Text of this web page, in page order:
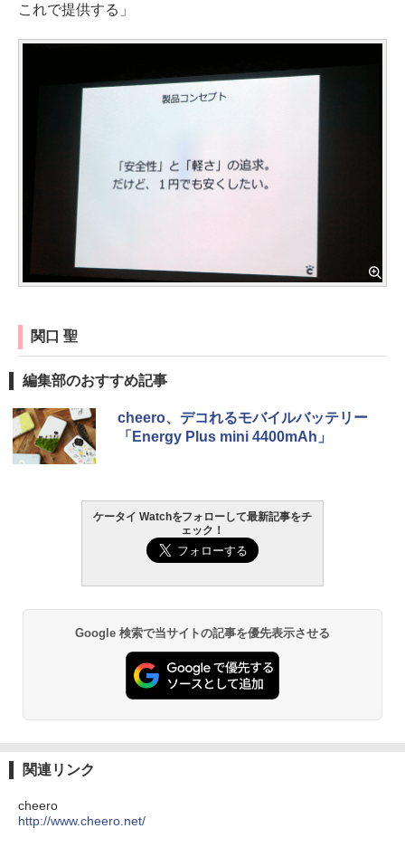
これで提供する」
関口 聖
編集部のおすすめ記事
cheero、デコれるモバイルバッテリー
「Energy Plus mini 4400mAh」
ケータイ Watchをフォローして最新記事をチ
ェック！
Google 検索で当サイトの記事を優先表示させる
関連リンク
cheero
http://www.cheero.net/